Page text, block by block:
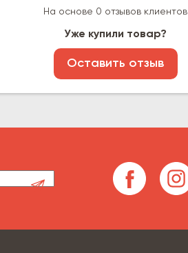
На основе 0 отзывов клиентов
Уже купили товар?
Оставить отзыв